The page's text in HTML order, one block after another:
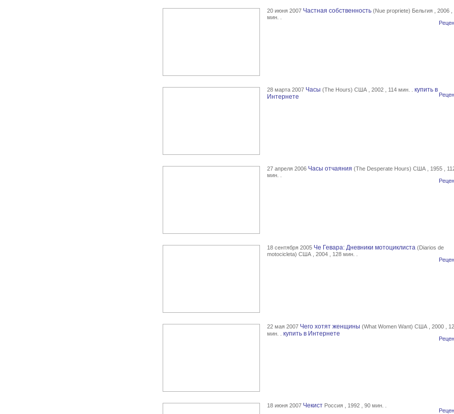
20 июня 2007 Частная собственность (Nue propriete) Бельгия , 2006 ,
мин. .
28 марта 2007 Часы (The Hours) США , 2002 , 114 мин. .
купить в
Интернете
27 апреля 2006 Часы отчаяния (The Desperate Hours) США , 1955 ,
мин. .
18 сентября 2005 Че Гевара: Дневники мотоциклиста (Diarios de
motocicleta) США , 2004 , 128 мин. .
22 мая 2007 Чего хотят женщины (What Women Want) США , 2000 ,
мин. .
купить в Интернете
18 июня 2007 Чекист Россия , 1992 , 90 мин. .